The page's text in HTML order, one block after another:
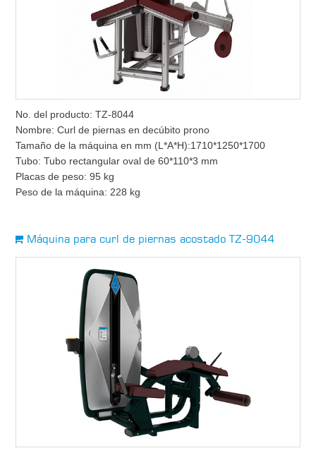
No. del producto: TZ-8044
Nombre: Curl de piernas en decúbito prono
Tamaño de la máquina en mm (L*A*H):1710*1250*1700
Tubo: Tubo rectangular oval de 60*110*3 mm
Placas de peso: 95 kg
Peso de la máquina: 228 kg
Máquina para curl de piernas acostado TZ-9044